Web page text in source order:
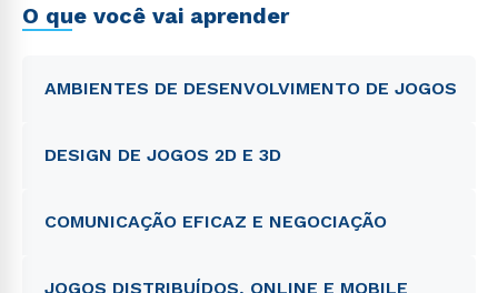
O que você vai aprender
AMBIENTES DE DESENVOLVIMENTO DE JOGOS
DESIGN DE JOGOS 2D E 3D
COMUNICAÇÃO EFICAZ E NEGOCIAÇÃO
JOGOS DISTRIBUÍDOS, ONLINE E MOBILE